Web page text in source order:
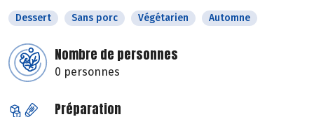
Dessert Sans porc Végétarien Automne
Nombre de personnes
0 personnes
Préparation